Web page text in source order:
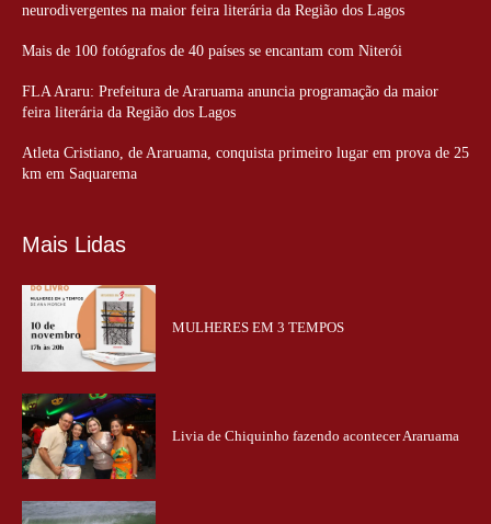
neurodivergentes na maior feira literária da Região dos Lagos
Mais de 100 fotógrafos de 40 países se encantam com Niterói
FLA Araru: Prefeitura de Araruama anuncia programação da maior
feira literária da Região dos Lagos
Atleta Cristiano, de Araruama, conquista primeiro lugar em prova de 25
km em Saquarema
Mais Lidas
MULHERES EM 3 TEMPOS
Livia de Chiquinho fazendo acontecer Araruama